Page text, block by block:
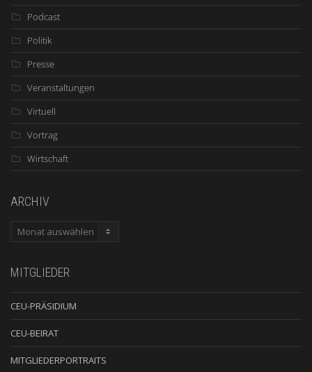
Podcast
Politik
Presse
Veranstaltungen
Virtuell
Vortrag
Wirtschaft
ARCHIV
ARCHIV
MITGLIEDER
CEU-PRÄSIDIUM
CEU-BEIRAT
MITGLIEDERPORTRAITS